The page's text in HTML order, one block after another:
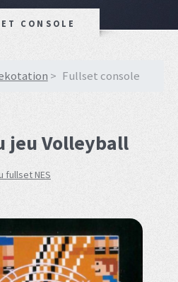
CONSOLE
Fullset console
jeu Volleyball
fullset NES